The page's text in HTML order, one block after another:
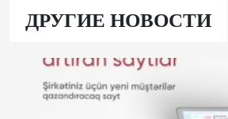
ДРУГИЕ НОВОСТИ